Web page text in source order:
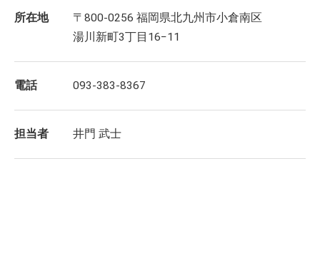
所在地
〒800-0256 福岡県北九州市小倉南区
湯川新町3丁目16−11
電話 093-383-8367
担当者 井門 武士